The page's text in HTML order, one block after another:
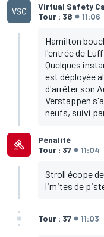
Virtual Safety
Tour : 38
11:06
Hamilton
l'entrée de
Quelques
est déployée
d'arrêter son
Verstappen
neufs, suivi
Pénalité
Tour : 37
11:04
Stroll écope
limites de
Tour : 37 11:03